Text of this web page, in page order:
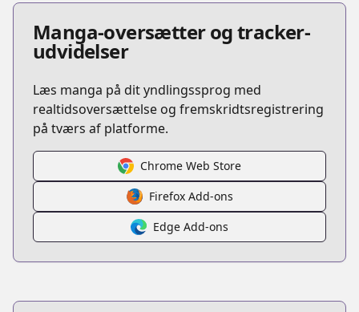
Manga-oversætter og tracker-
udvidelser
Læs manga på dit yndlingssprog med
realtidsoversættelse og fremskridtsregistrering
på tværs af platforme.
Chrome Web Store
Firefox Add-ons
Edge Add-ons